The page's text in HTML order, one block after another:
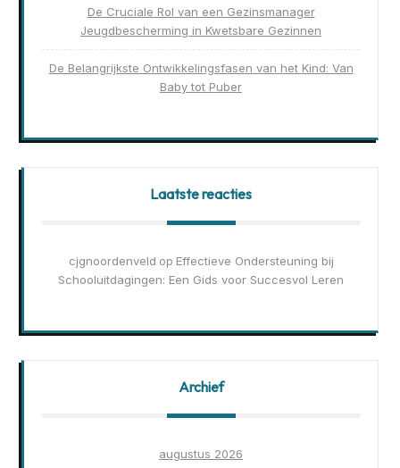
De Cruciale Rol van een Gezinsmanager
Jeugdbescherming in Kwetsbare Gezinnen
De Belangrijkste Ontwikkelingsfasen van het Kind: Van
Baby tot Puber
Laatste reacties
cjgnoordenveld op Effectieve Ondersteuning bij
Schooluitdagingen: Een Gids voor Succesvol Leren
Archief
augustus 2026